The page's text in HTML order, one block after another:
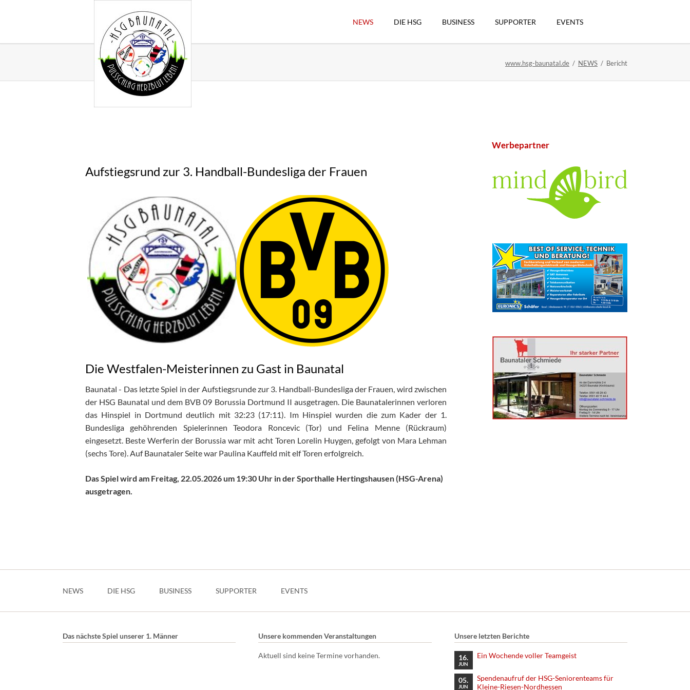
NEWS DIE HSG BUSINESS SUPPORTER EVENTS
www.hsg-baunatal.de NEWS Bericht
Aufstiegsrund zur 3. Handball-Bundesliga der Frauen
Die Westfalen-Meisterinnen zu Gast in Baunatal
Baunatal - Das letzte Spiel in der Aufstiegsrunde zur 3. Handball-Bundesliga der Frauen, wird zwischen
der HSG Baunatal und dem BVB 09 Borussia Dortmund II ausgetragen. Die Baunatalerinnen verloren
das Hinspiel in Dortmund deutlich mit 32:23 (17:11). Im Hinspiel wurden die zum Kader der 1.
Bundesliga gehöhrenden Spielerinnen Teodora Roncevic (Tor) und Felina Menne (Rückraum)
eingesetzt. Beste Werferin der Borussia war mit acht Toren Lorelin Huygen, gefolgt von Mara Lehman
(sechs Tore). Auf Baunataler Seite war Paulina Kauffeld mit elf Toren erfolgreich.
Das Spiel wird am Freitag, 22.05.2026 um 19:30 Uhr in der Sporthalle Hertingshausen (HSG-Arena)
ausgetragen.
Werbepartner
NEWS DIE HSG BUSINESS SUPPORTER EVENTS
Das nächste Spiel unserer 1. Männer Unsere kommenden Veranstaltungen
Aktuell sind keine Termine vorhanden.
Unsere letzten Berichte
16.
JUN
Ein Wochende voller Teamgeist
05.
JUN
Spendenaufruf der HSG-Seniorenteams für
Kleine-Riesen-Nordhessen